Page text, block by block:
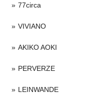
77circa
VIVIANO
AKIKO AOKI
PERVERZE
LEINWANDE